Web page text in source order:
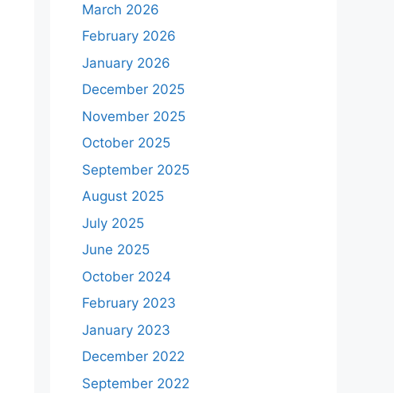
March 2026
February 2026
January 2026
December 2025
November 2025
October 2025
September 2025
August 2025
July 2025
June 2025
October 2024
February 2023
January 2023
December 2022
September 2022